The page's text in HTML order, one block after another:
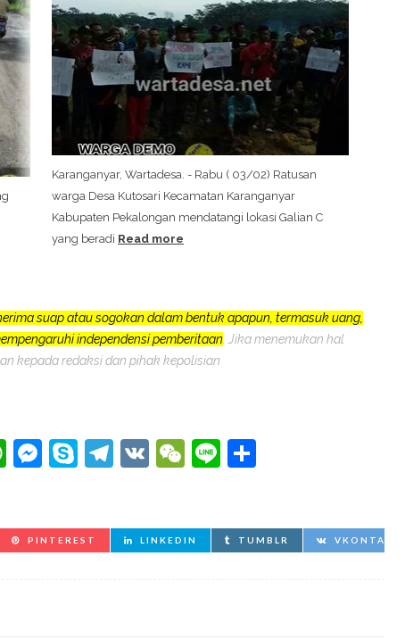
Karanganyar, Wartadesa. - Rabu ( 03/02) Ratusan
warga Desa Kutosari Kecamatan Karanganyar
Kabupaten Pekalongan mendatangi lokasi Galian C
yang beradi Read more
suap atau sogokan dalam bentuk apapun, termasuk uang,
independensi pemberitaan. Jika menemukan hal
kepada redaksi dan pihak kepolisian
WhatsApp
Messenger
Skype
Telegram
VK WeChat
Line
PINTEREST LINKEDIN TUMBLR VKONTAKTE